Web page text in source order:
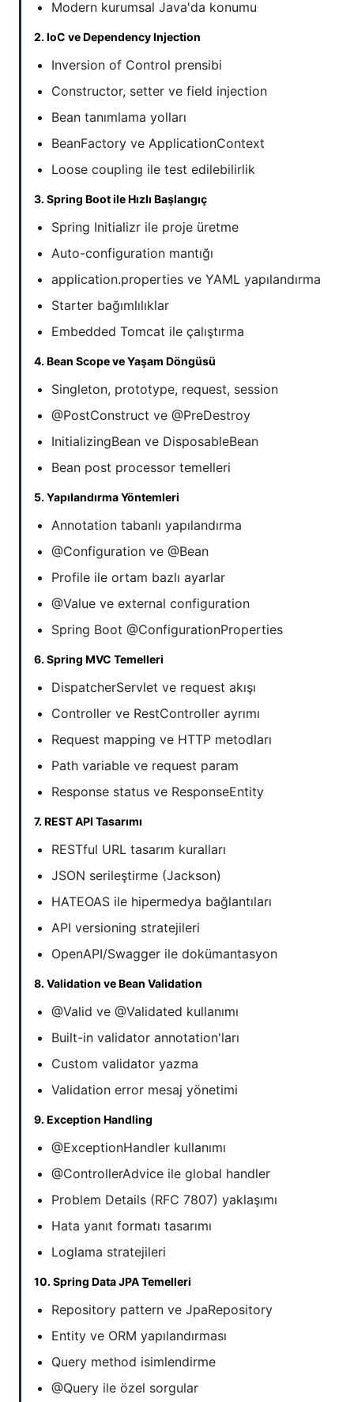
Modern kurumsal Java'da konumu
2. IoC ve Dependency Injection
Inversion of Control prensibi
Constructor, setter ve field injection
Bean tanımlama yolları
BeanFactory ve ApplicationContext
Loose coupling ile test edilebilirlik
3. Spring Boot ile Hızlı Başlangıç
Spring Initializr ile proje üretme
Auto-configuration mantığı
application.properties ve YAML yapılandırma
Starter bağımlılıklar
Embedded Tomcat ile çalıştırma
4. Bean Scope ve Yaşam Döngüsü
Singleton, prototype, request, session
@PostConstruct ve @PreDestroy
InitializingBean ve DisposableBean
Bean post processor temelleri
5. Yapılandırma Yöntemleri
Annotation tabanlı yapılandırma
@Configuration ve @Bean
Profile ile ortam bazlı ayarlar
@Value ve external configuration
Spring Boot @ConfigurationProperties
6. Spring MVC Temelleri
DispatcherServlet ve request akışı
Controller ve RestController ayrımı
Request mapping ve HTTP metodları
Path variable ve request param
Response status ve ResponseEntity
7. REST API Tasarımı
RESTful URL tasarım kuralları
JSON serileştirme (Jackson)
HATEOAS ile hipermedya bağlantıları
API versioning stratejileri
OpenAPI/Swagger ile dokümantasyon
8. Validation ve Bean Validation
@Valid ve @Validated kullanımı
Built-in validator annotation'ları
Custom validator yazma
Validation error mesaj yönetimi
9. Exception Handling
@ExceptionHandler kullanımı
@ControllerAdvice ile global handler
Problem Details (RFC 7807) yaklaşımı
Hata yanıt formatı tasarımı
Loglama stratejileri
10. Spring Data JPA Temelleri
Repository pattern ve JpaRepository
Entity ve ORM yapılandırması
Query method isimlendirme
@Query ile özel sorgular